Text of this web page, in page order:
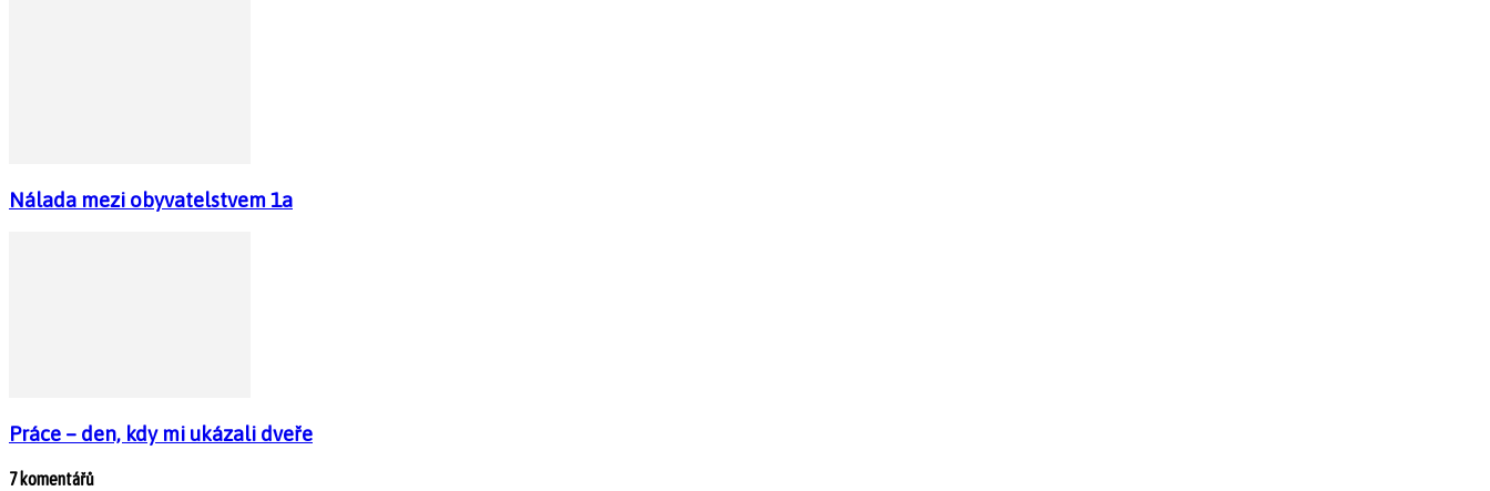
Nálada mezi obyvatelstvem 1a
Práce – den, kdy mi ukázali dveře
7 komentářů